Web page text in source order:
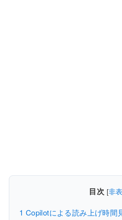
目次 [非
1 Copilotによる読み上げ時間